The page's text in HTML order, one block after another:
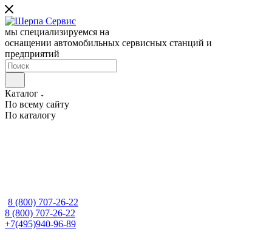
мы специализируемся на
оснащении автомобильных сервисных станций и
предприятий
Каталог
По всему сайту
По каталогу
8 (800) 707-26-22
8 (800) 707-26-22
+7(495)940-96-89